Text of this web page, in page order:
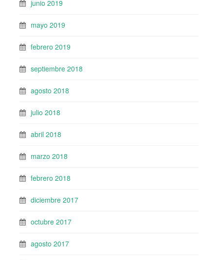
junio 2019
mayo 2019
febrero 2019
septiembre 2018
agosto 2018
julio 2018
abril 2018
marzo 2018
febrero 2018
diciembre 2017
octubre 2017
agosto 2017